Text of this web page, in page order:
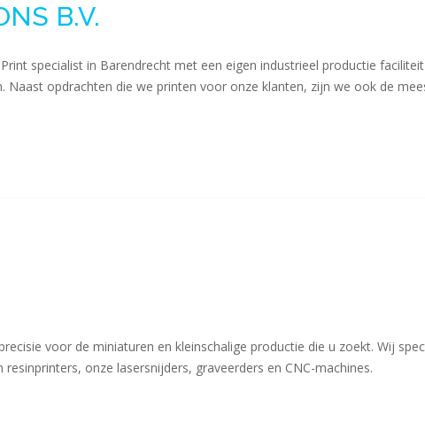
B.V.
specialist in Barendrecht met een eigen industrieel productie
Naast opdrachten die we printen voor onze klanten, zijn we ook de
voor de miniaturen en kleinschalige productie die u zoekt. Wij
onze lasersnijders, graveerders en CNC-machines.